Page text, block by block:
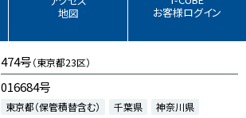
地図
お客様ログイン
474号（東京都23区）
016684号
東京都（保管積替含む） 千葉県
神奈川県